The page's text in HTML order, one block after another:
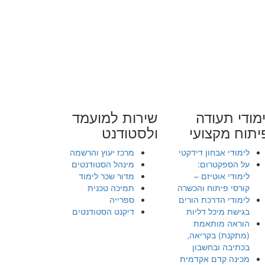
תעודה
מקצועי
לימודי אבחון דידקטי
על הספקטרום:
לימודי אוטיזם –
קורסי פיתוח והכשרה
לימודי הדרכת הורים
בגישת מיכל דליות
הוראה מותאמת
(מתקנת) בקריאה,
בכתיבה ובחשבון
מכינה קדם אקדמית
שירות למועמד
ולסטודנט
מרכז יעוץ והרשמה
מינהל הסטודנטים
מדור שכר לימוד
תמיכה טכנית
ספרייה
דיקנט הסטודנטים